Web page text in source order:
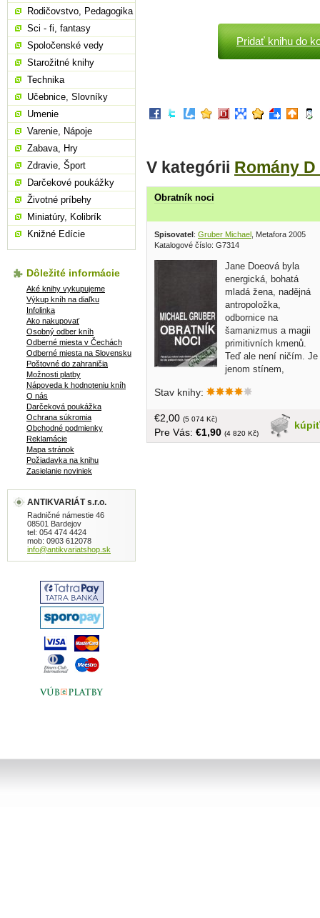
Pridať knihu do
V kategórii Romány D
Obratník noci
Spisovatel: Gruber Michael , Metafora 2005
Katalogové číslo: G7314
Jane Doeová byla
energická, bohatá
mladá žena, nadějná
antropoložka,
odbornice na
šamanizmus a magii
primitivních kmenů.
Teď ale není ničím. Je
jenom stínem,
celým světem. Poté, co nastrojila
do Miami, kde nenápadně žije v
chudobě, s malým děvčátkem, o něž se
stará a které jako by jí do cesty přivedl
Stav knihy:
kúpiť
€2,00 (5 074 Kč)
Pre Vás: €1,90 (4 820 Kč)
Rodičovstvo, Pedagogika
Sci - fi, fantasy
Spoločenské vedy
Starožitné knihy
Technika
Učebnice, Slovníky
Umenie
Varenie, Nápoje
Zabava, Hry
Zdravie, Šport
Darčekové poukážky
Životné príbehy
Miniatúry, Kolibrík
Knižné Edície
Dôležité informácie
Aké knihy vykupujeme
Výkup kníh na diaľku
Infolinka
Ako nakupovať
Osobný odber kníh
Odberné miesta v Čechách
Odberné miesta na Slovensku
Poštovné do zahraničia
Možnosti platby
Nápoveda k hodnoteniu kníh
O nás
Darčeková poukážka
Ochrana súkromia
Obchodné podmienky
Reklamácie
Mapa stránok
Požiadavka na knihu
Zasielanie noviniek
ANTIKVARIÁT s.r.o.
Radničné námestie 46
08501 Bardejov
tel: 054 474 4424
mob: 0903 612078
info@antikvariatshop.sk